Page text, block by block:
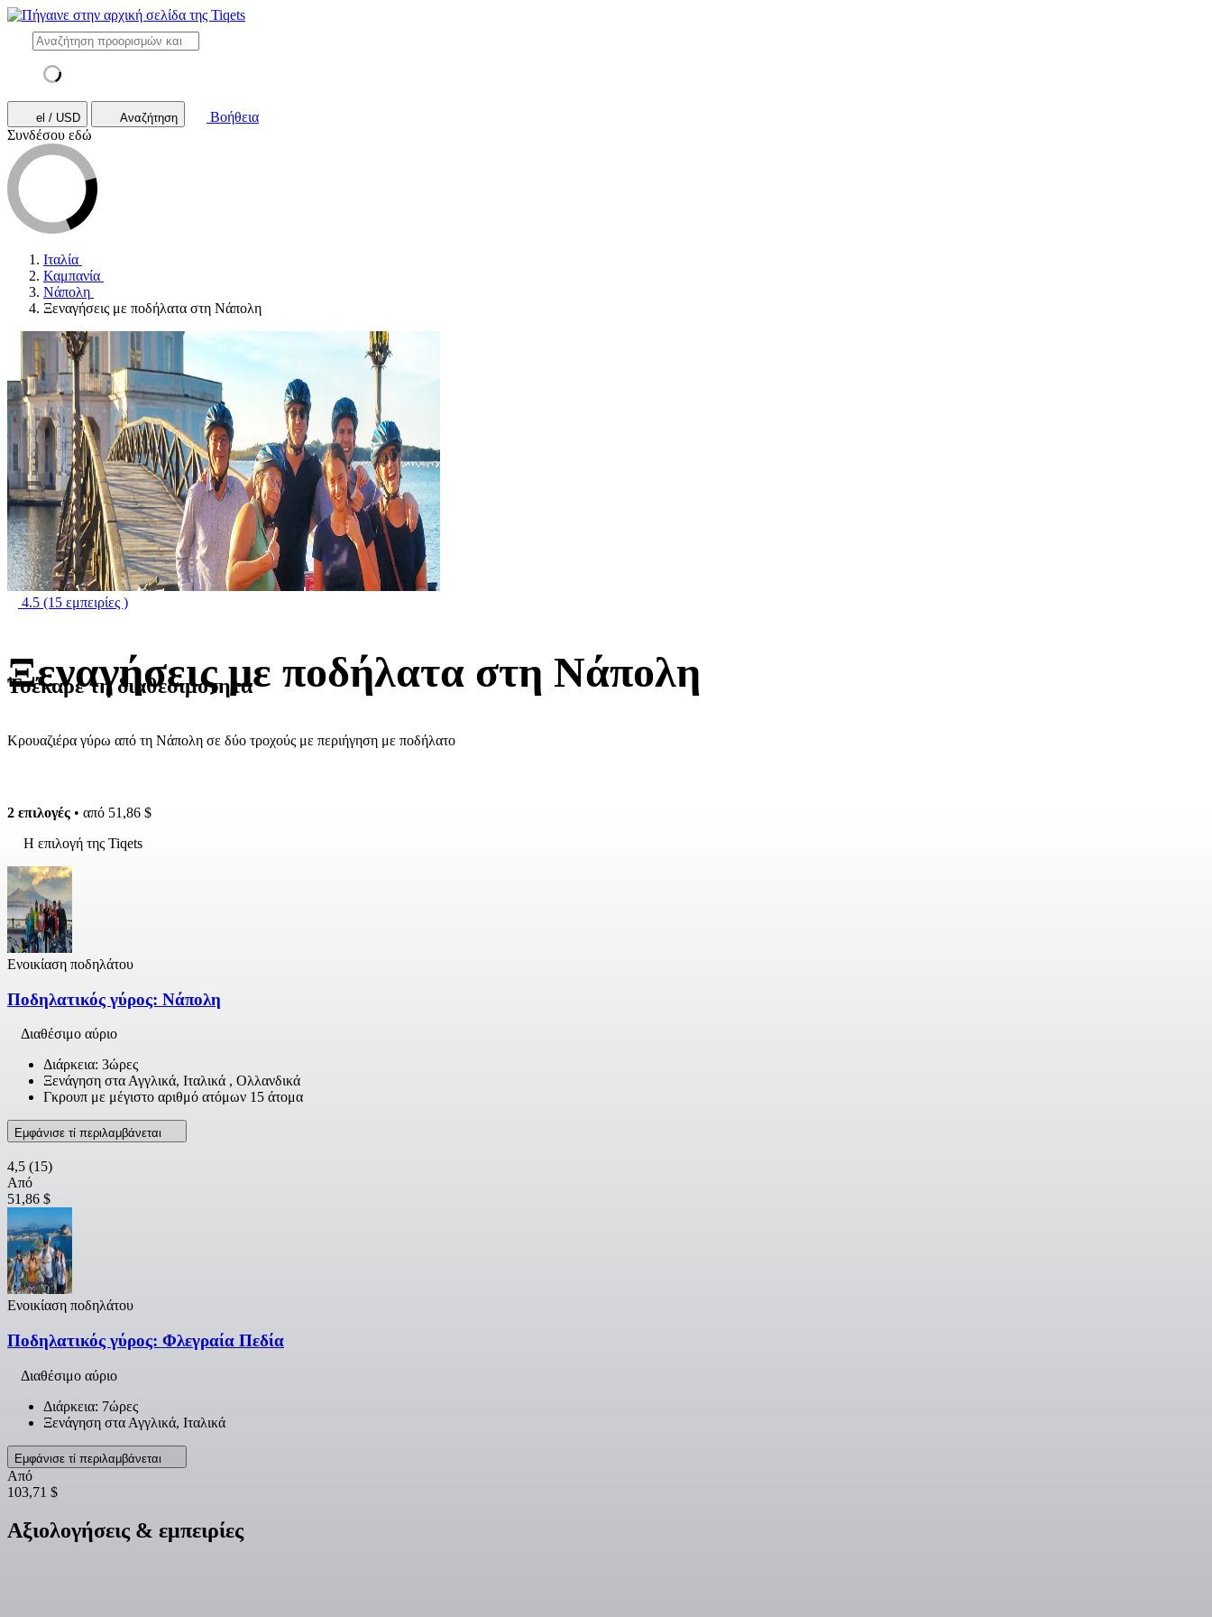
el / USD Αναζήτηση
Βοήθεια
Συνδέσου εδώ
Ιταλία
Καμπανία
Νάπολη
Ξεναγήσεις με ποδήλατα στη Νάπολη
4.5 (15 εμπειρίες )
Ξεναγήσεις με ποδήλατα στη Νάπολη
Κρουαζιέρα γύρω από τη Νάπολη σε δύο τροχούς με περιήγηση με ποδήλατο
Τσέκαρε τη διαθεσιμότητα
2 επιλογές • από 51,86 $
Η επιλογή της Tiqets
Ενοικίαση ποδηλάτου
Ποδηλατικός γύρος: Νάπολη
Διαθέσιμο αύριο
Διάρκεια: 3ώρες
Ξενάγηση στα Αγγλικά, Ιταλικά , Ολλανδικά
Γκρουπ με μέγιστο αριθμό ατόμων 15 άτομα
Εμφάνισε τί περιλαμβάνεται
4,5 (15)
Από
51,86 $
Ενοικίαση ποδηλάτου
Ποδηλατικός γύρος: Φλεγραία Πεδία
Διαθέσιμο αύριο
Διάρκεια: 7ώρες
Ξενάγηση στα Αγγλικά, Ιταλικά
Εμφάνισε τί περιλαμβάνεται
Από
103,71 $
Αξιολογήσεις & εμπειρίες